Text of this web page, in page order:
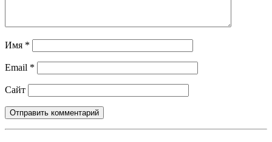
Имя *
Email *
Сайт